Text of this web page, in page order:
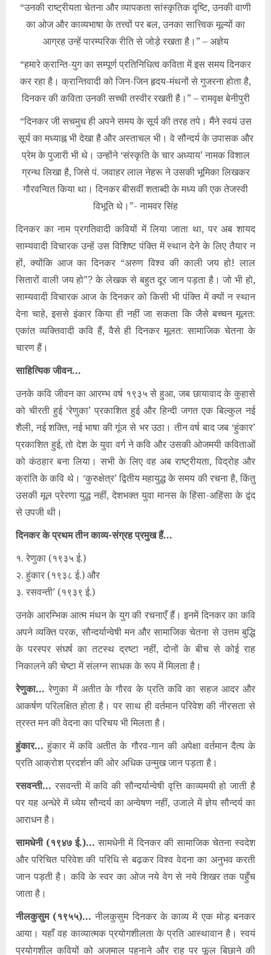
“उनकी राष्ट्रीयता चेतना और व्यापकता सांस्कृतिक दृष्टि, उनकी वाणी
का ओज और काव्यभाषा के तत्त्वों पर बल, उनका सात्त्विक मूल्यों का
आग्रह उन्हें पारम्परिक रीति से जोड़े रखता है।” – अज्ञेय
“हमारे क्रान्ति-युग का सम्पूर्ण प्रतिनिधित्व कविता में इस समय दिनकर
कर रहा है। क्रान्तिवादी को जिन-जिन हृदय-मंथनों से गुजरना होता है,
दिनकर की कविता उनकी सच्ची तस्वीर रखती है।” – रामवृक्ष बेनीपुरी
“दिनकर जी सचमुच ही अपने समय के सूर्य की तरह तपे। मैंने स्वयं उस
सूर्य का मध्याह्न भी देखा है और अस्ताचल भी। वे सौन्दर्य के उपासक और
प्रेम के पुजारी भी थे। उन्होंने ‘संस्कृति के चार अध्याय’ नामक विशाल
ग्रन्थ लिखा है, जिसे पं. जवाहर लाल नेहरू ने उसकी भूमिका लिखकर
गौरवन्वित किया था। दिनकर बीसवीं शताब्दी के मध्य की एक तेजस्वी
विभूति थे।”- नामवर सिंह
दिनकर का नाम प्रगतिवादी कवियों में लिया जाता था, पर अब शायद
साम्यवादी विचारक उन्हें उस विशिष्ट पंक्ति में स्थान देने के लिए तैयार न
हों, क्योंकि आज का दिनकर “अरुण विश्व की काली जय हो! लाल
सितारों वाली जय हो”? के लेखक से बहुत दूर जान पड़ता है। जो भी हो,
साम्यवादी विचारक आज के दिनकर को किसी भी पंक्ति में क्यों न स्थान
देना चाहे, इससे इंकार किया ही नहीं जा सकता कि जैसे बच्चन मूलत:
एकांत व्यक्तिवादी कवि हैं, वैसे ही दिनकर मूलत: सामाजिक चेतना के
चारण हैं।
साहित्यिक जीवन…
उनके कवि जीवन का आरम्भ वर्ष १९३५ से हुआ, जब छायावाद के कुहासे
को चीरती हुई ‘रेणुका’ प्रकाशित हुई और हिन्दी जगत एक बिल्कुल नई
शैली, नई शक्ति, नई भाषा की गूंज से भर उठा। तीन वर्ष बाद जब ‘हुंकार’
प्रकाशित हुई, तो देश के युवा वर्ग ने कवि और उसकी ओजमयी कविताओं
को कंठहार बना लिया। सभी के लिए वह अब राष्ट्रीयता, विद्रोह और
क्रांति के कवि थे। ‘कुरुक्षेत्र’ द्वितीय महायुद्ध के समय की रचना है, किंतु
उसकी मूल प्रेरणा युद्ध नहीं, देशभक्त युवा मानस के हिंसा-अहिंसा के द्वंद
से उपजी थी।
दिनकर के प्रथम तीन काव्य-संग्रह प्रमुख हैं…
१. रेणुका (१९३५ ई.)
२. हुंकार (१९३८ ई.) और
३. रसवन्ती’ (१९३९ ई.)
उनके आरम्भिक आत्म मंथन के युग की रचनाएँ हैं। इनमें दिनकर का कवि
अपने व्यक्ति परक, सौन्दर्यान्वेषी मन और सामाजिक चेतना से उत्तम बुद्धि
के परस्पर संघर्ष का तटस्थ द्रष्टा नहीं, दोनों के बीच से कोई राह
निकालने की चेष्टा में संलग्न साधक के रूप में मिलता है।
रेणुका… रेणुका में अतीत के गौरव के प्रति कवि का सहज आदर और
आकर्षण परिलक्षित होता है। पर साथ ही वर्तमान परिवेश की नीरसता से
त्रस्त मन की वेदना का परिचय भी मिलता है।
हुंकार… हुंकार में कवि अतीत के गौरव-गान की अपेक्षा वर्तमान दैत्य के
प्रति आक्रोश प्रदर्शन की ओर अधिक उन्मुख जान पड़ता है।
रसवन्ती… रसवन्ती में कवि की सौन्दर्यान्वेषी वृत्ति काव्यमयी हो जाती है
पर यह अन्धेरे में ध्येय सौन्दर्य का अन्वेषण नहीं, उजाले में ज्ञेय सौन्दर्य का
आराधन है।
सामधेनी (१९४७ ई.)… सामधेनी में दिनकर की सामाजिक चेतना स्वदेश
और परिचित परिवेश की परिधि से बढ़कर विश्व वेदना का अनुभव करती
जान पड़ती है। कवि के स्वर का ओज नये वेग से नये शिखर तक पहुँच
जाता है।
नीलकुसुम (१९५५)… नीलकुसुम दिनकर के काव्य में एक मोड़ बनकर
आया। यहाँ वह काव्यात्मक प्रयोगशीलता के प्रति आस्थावान है। स्वयं
प्रयोगशील कवियों को अजमाल पहनाने और राह पर फूल बिछाने की